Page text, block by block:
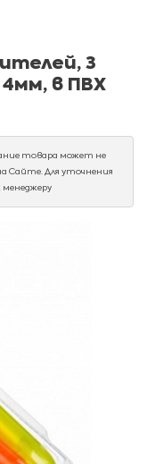
3
4мм, в ПВХ
товара может не
Сайте. Для уточнения